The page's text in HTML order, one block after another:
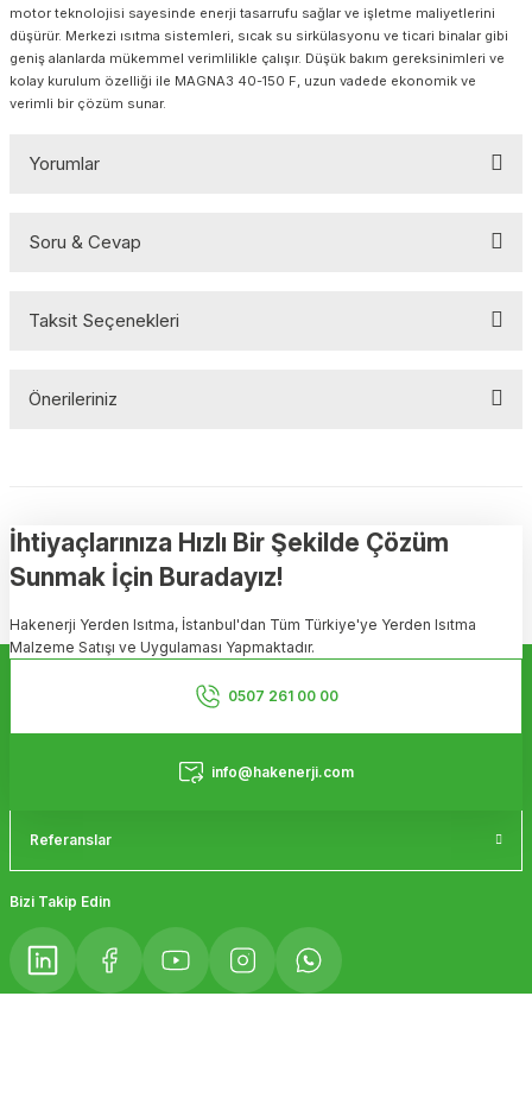
motor teknolojisi sayesinde enerji tasarrufu sağlar ve işletme maliyetlerini
düşürür. Merkezi ısıtma sistemleri, sıcak su sirkülasyonu ve ticari binalar gibi
geniş alanlarda mükemmel verimlilikle çalışır. Düşük bakım gereksinimleri ve
kolay kurulum özelliği ile MAGNA3 40-150 F, uzun vadede ekonomik ve
verimli bir çözüm sunar.
Yorumlar
Soru & Cevap
Taksit Seçenekleri
Önerileriniz
Görüş ve önerileriniz için teşekkür ederiz.
Ürün resmi kalitesiz, bozuk veya görüntülenemiyor.
Ürün açıklamasında eksik bilgiler bulunuyor.
Ürün bilgilerinde hatalar bulunuyor.
Ürün fiyatı diğer sitelerden daha pahalı.
Bu ürüne benzer farklı alternatifler olmalı.
İhtiyaçlarınıza Hızlı Bir Şekilde Çözüm
Sunmak İçin Buradayız!
Hakenerji Yerden Isıtma, İstanbul'dan Tüm Türkiye'ye Yerden Isıtma
Malzeme Satışı ve Uygulaması Yapmaktadır.
0507 261 00 00
info@hakenerji.com
Referanslar
Bizi Takip Edin